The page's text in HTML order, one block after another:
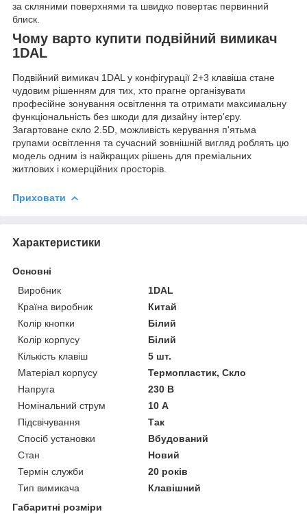
за скляними поверхнями та швидко повертає первинний
блиск.
Чому варто купити подвійний вимикач
1DAL
Подвійний вимикач 1DAL у конфігурації 2+3 клавіша стане
чудовим рішенням для тих, хто прагне організувати
професійне зонування освітлення та отримати максимальну
функціональність без шкоди для дизайну інтер'єру.
Загартоване скло 2.5D, можливість керування п'ятьма
групами освітлення та сучасний зовнішній вигляд роблять цю
модель одним із найкращих рішень для преміальних
житлових і комерційних просторів.
Приховати
Характеристики
Основні
Виробник
1DAL
Країна виробник
Китай
Колір кнопки
Білий
Колір корпусу
Білий
Кількість клавіш
5 шт.
Матеріал корпусу
Термопластик, Скло
Напруга
230 В
Номінальний струм
10 А
Підсвічування
Так
Спосіб установки
Вбудований
Стан
Новий
Термін служби
20 років
Тип вимикача
Клавішний
Габаритні розміри